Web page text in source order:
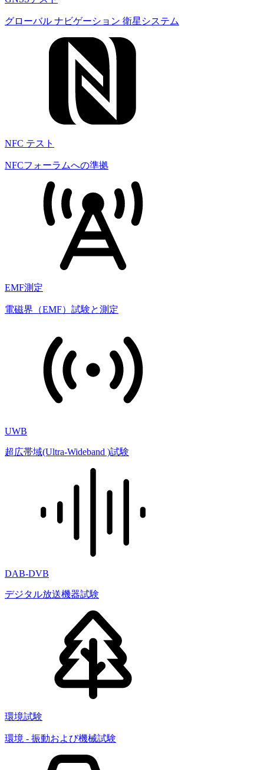
グローバル ナビゲーション 衛星システム
NFC テスト
NFCフォーラムへの準拠
EMF測定
電磁界（EMF）試験と測定
UWB
超広帯域(Ultra-Wideband )試験
DAB-DVB
デジタル放送機器試験
環境試験
環境 - 振動および機械試験